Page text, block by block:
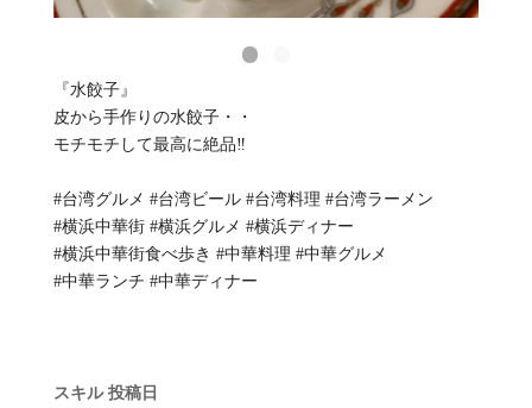
『水餃子』
皮から手作りの水餃子・・
モチモチして最高に絶品‼️
#台湾グルメ #台湾ビール #台湾料理 #台湾ラーメン
#横浜中華街 #横浜グルメ #横浜ディナー
#横浜中華街食べ歩き #中華料理 #中華グルメ
#中華ランチ #中華ディナー
スキル 投稿日